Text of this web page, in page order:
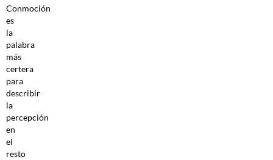
Conmoción
es
la
palabra
más
certera
para
describir
la
percepción
en
el
resto